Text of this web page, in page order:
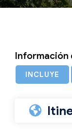
Información
INCLUYE